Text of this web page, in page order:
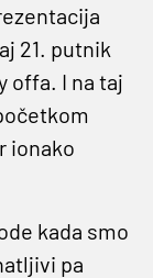
21. putnik
offa. I na taj
ionako
kada smo
pa